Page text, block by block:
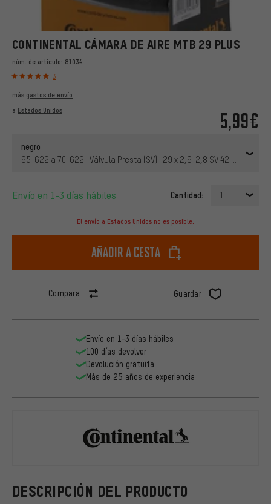
CONTINENTAL CÁMARA DE AIRE MTB 29 PLUS
núm. de artículo: 81034
3
5,99€
más gastos de envío
a Estados Unidos
negro
65-622 a 70-622 | Válvula Presta (SV) | 29 x 2,6-2,8 SV 42 mm | 42
Envío en 1-3 días hábiles Cantidad: 1
El envío a Estados Unidos no es posible.
Añadir a cesta
Compara Guardar
DESCRIPCIÓN DEL PRODUCTO
Envío en 1-3 días hábiles
100 días devolver
Devolución gratuita
Más de 25 años de experiencia